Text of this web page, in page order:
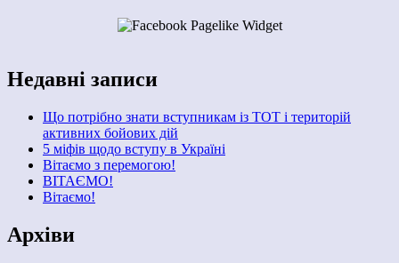
Недавні записи
Що потрібно знати вступникам із ТОТ і територій
активних бойових дій
5 міфів щодо вступу в Україні
Вітаємо з перемогою!
ВІТАЄМО!
Вітаємо!
Архіви